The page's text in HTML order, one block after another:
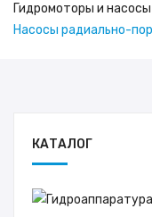
Гидромоторы и насосы
Насосы радиально-
КАТАЛОГ